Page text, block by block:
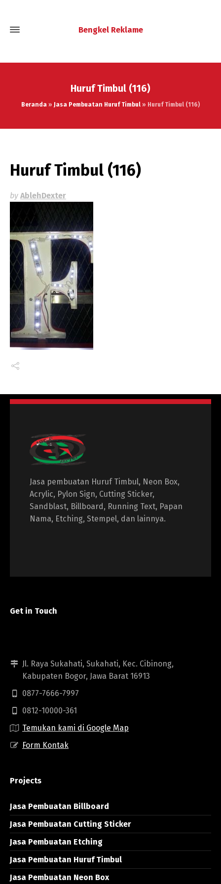
Bengkel Reklame
Huruf Timbul (116)
Beranda » Jasa Pembuatan Huruf Timbul » Huruf Timbul (116)
Huruf Timbul (116)
by AblehDexter
Jasa pembuatan Huruf Timbul, Neon Box,
Acrylic, Pylon Sign, Cutting Sticker,
Sandblast, Billboard, Running Text, Papan
Nama, Etching, Stempel, dan lainnya.
Get in Touch
Jl. Raya Sukahati, Sukahati, Kec. Cibinong,
Kabupaten Bogor, Jawa Barat 16913
0877-7666-7997
0812-10000-361
Temukan kami di Google Map
Form Kontak
Projects
Jasa Pembuatan Billboard
Jasa Pembuatan Cutting Sticker
Jasa Pembuatan Etching
Jasa Pembuatan Huruf Timbul
Jasa Pembuatan Neon Box